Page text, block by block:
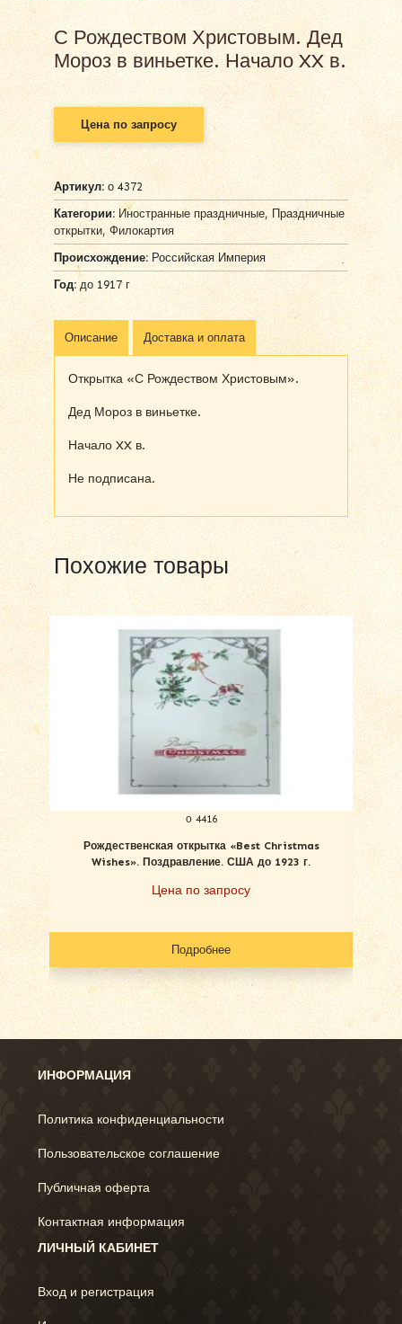
С Рождеством Христовым. Дед
Мороз в виньетке. Начало XX в.
Цена по запросу
Артикул:о 4372
Категории: Иностранные праздничные,Праздничные
открытки,Филокартия
Происхождение:Российская Империя
Год:до 1917 г
Описание Доставка и оплата
Открытка «С Рождеством Христовым».
Дед Мороз в виньетке.
Начало XX в.
Не подписана.
Похожие товары
о 4416
Рождественская открытка «Best Christmas
Wishes». Поздравление. США до 1923 г.
Цена по запросу
Подробнее
С
ИНФОРМАЦИЯ
Политика конфиденциальности
Пользовательское соглашение
Публичная оферта
Контактная информация
ЛИЧНЫЙ КАБИНЕТ
Вход и регистрация